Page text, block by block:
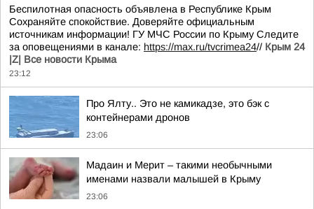
Беспилотная опасность объявлена в Республике Крым
Сохраняйте спокойствие. Доверяйте официальным
источникам информации! ГУ МЧС России по Крыму Следите
за оповещениями в канале: https://max.ru/tvcrimea24// Крым 24
|Z| Все новости Крыма
23:12
Про Ялту.. Это не камикадзе, это бэк с
контейнерами дронов
23:06
Мадаин и Мерит – такими необычными
именами назвали малышей в Крыму
23:06